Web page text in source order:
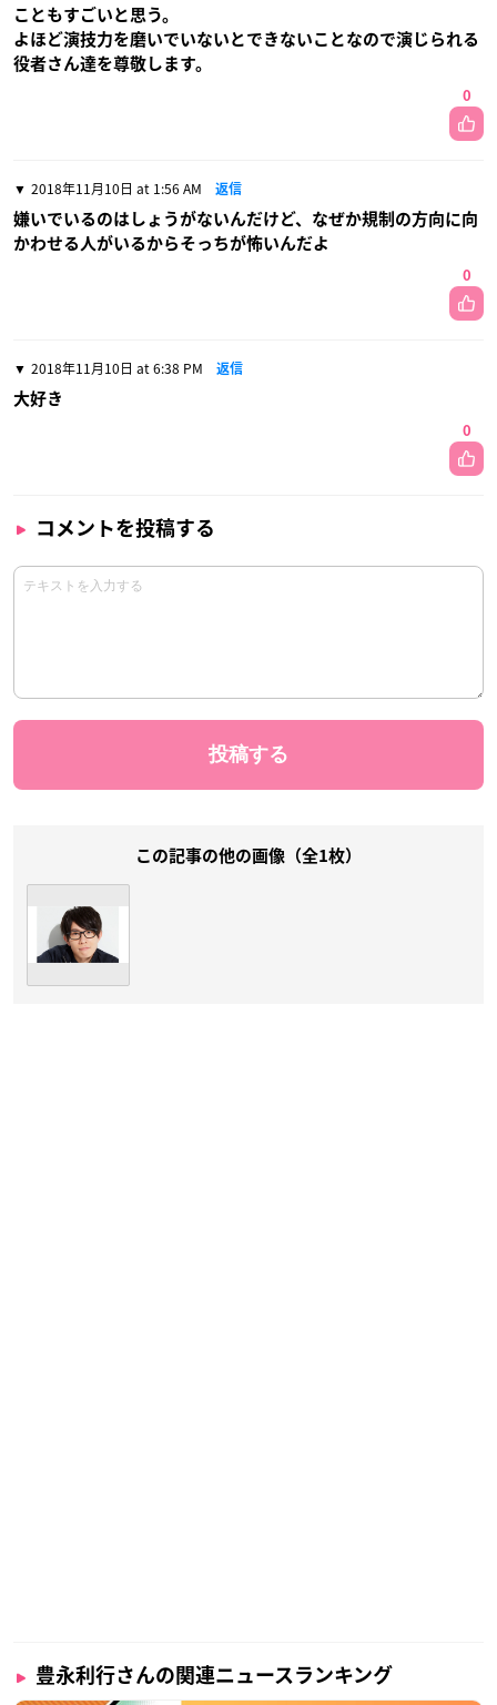
こともすごいと思う。
よほど演技力を磨いでいないとできないことなので演じられる
役者さん達を尊敬します。
0
2018年11月10日 at 1:56 AM 返信
嫌いでいるのはしょうがないんだけど、なぜか規制の方向に向
かわせる人がいるからそっちが怖いんだよ
0
2018年11月10日 at 6:38 PM 返信
大好き
0
コメントを投稿する
この記事の他の画像（全1枚）
豊永利行さんの関連ニュースランキング